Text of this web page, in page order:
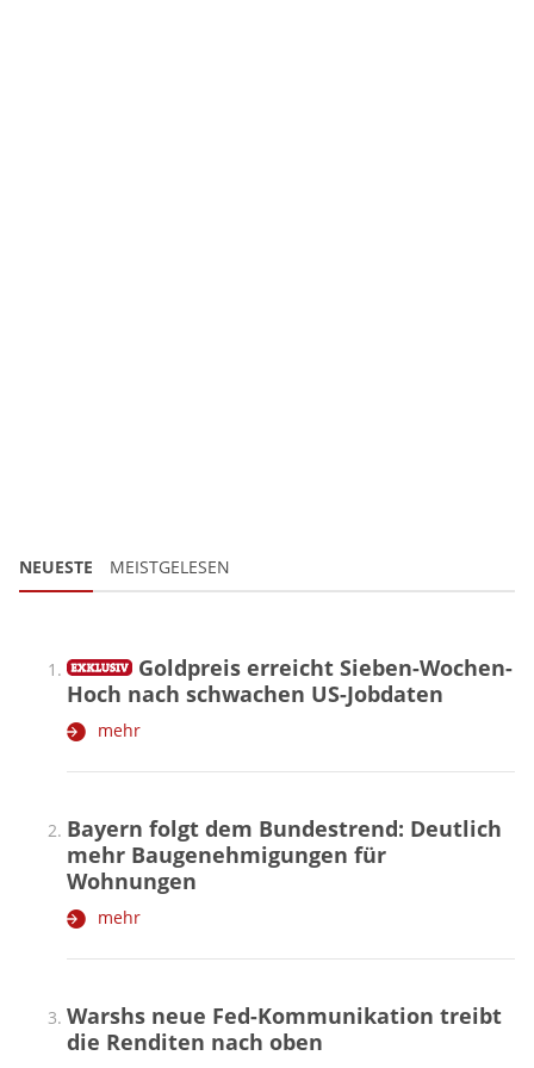
NEUESTE MEISTGELESEN
Goldpreis erreicht Sieben-Wochen-
Hoch nach schwachen US-Jobdaten
mehr
Bayern folgt dem Bundestrend: Deutlich
mehr Baugenehmigungen für
Wohnungen
mehr
Warshs neue Fed-Kommunikation treibt
die Renditen nach oben